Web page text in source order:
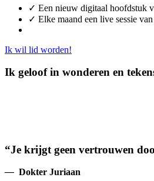
✓ Een nieuw digitaal hoofdstuk
✓ Elke maand een live sessie
Ik wil lid worden!
Ik geloof in wonderen en
“Je krijgt geen vertrouwen
— Dokter Juriaan